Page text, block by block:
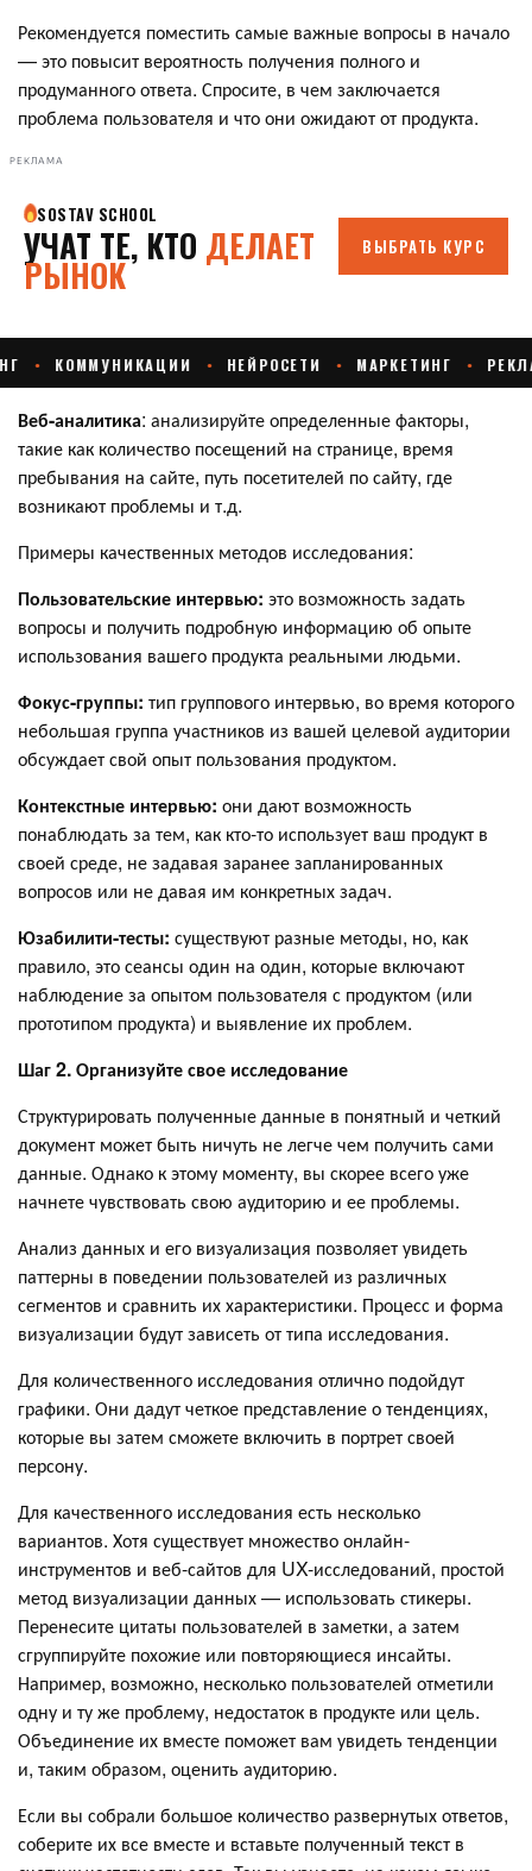
Рекомендуется поместить самые важные вопросы в начало
— это повысит вероятность получения полного и
продуманного ответа. Спросите, в чем заключается
проблема пользователя и что они ожидают от продукта.
РЕКЛАМА
Веб-аналитика: анализируйте определенные факторы,
такие как количество посещений на странице, время
пребывания на сайте, путь посетителей по сайту, где
возникают проблемы и т.д.
Примеры качественных методов исследования:
Пользовательские интервью: это возможность задать
вопросы и получить подробную информацию об опыте
использования вашего продукта реальными людьми.
Фокус-группы: тип группового интервью, во время которого
небольшая группа участников из вашей целевой аудитории
обсуждает свой опыт пользования продуктом.
Контекстные интервью: они дают возможность
понаблюдать за тем, как кто-то использует ваш продукт в
своей среде, не задавая заранее запланированных
вопросов или не давая им конкретных задач.
Юзабилити-тесты: существуют разные методы, но, как
правило, это сеансы один на один, которые включают
наблюдение за опытом пользователя с продуктом (или
прототипом продукта) и выявление их проблем.
Шаг 2. Организуйте свое исследование
Структурировать полученные данные в понятный и четкий
документ может быть ничуть не легче чем получить сами
данные. Однако к этому моменту, вы скорее всего уже
начнете чувствовать свою аудиторию и ее проблемы.
Анализ данных и его визуализация позволяет увидеть
паттерны в поведении пользователей из различных
сегментов и сравнить их характеристики. Процесс и форма
визуализации будут зависеть от типа исследования.
Для количественного исследования отлично подойдут
графики. Они дадут четкое представление о тенденциях,
которые вы затем сможете включить в портрет своей
персону.
Для качественного исследования есть несколько
вариантов. Хотя существует множество онлайн-
инструментов и веб-сайтов для UX-исследований, простой
метод визуализации данных — использовать стикеры.
Перенесите цитаты пользователей в заметки, а затем
сгруппируйте похожие или повторяющиеся инсайты.
Например, возможно, несколько пользователей отметили
одну и ту же проблему, недостаток в продукте или цель.
Объединение их вместе поможет вам увидеть тенденции
и, таким образом, оценить аудиторию.
Если вы собрали большое количество развернутых ответов,
соберите их все вместе и вставьте полученный текст в